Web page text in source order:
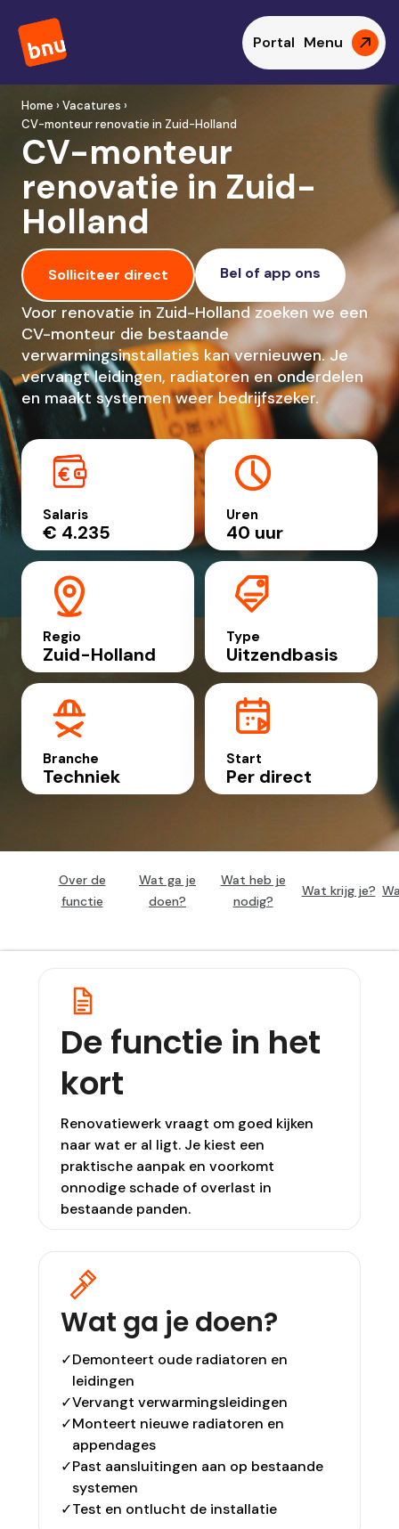
Portal Menu
Home › Vacatures ›
CV-monteur renovatie in Zuid-Holland
CV-monteur
renovatie in Zuid-
Holland
Solliciteer direct Bel of app ons
Voor renovatie in Zuid-Holland zoeken we een
CV-monteur die bestaande
verwarmingsinstallaties kan vernieuwen. Je
vervangt leidingen, radiatoren en onderdelen
en maakt systemen weer bedrijfszeker.
Salaris
€ 4.235
Uren
40 uur
Regio
Zuid-Holland
Type
Uitzendbasis
Branche
Techniek
Start
Per direct
Over de
functie
Wat ga je
doen?
Wat heb je
nodig?
Wat krijg je?
De functie in het
kort
Renovatiewerk vraagt om goed kijken
naar wat er al ligt. Je kiest een
praktische aanpak en voorkomt
onnodige schade of overlast in
bestaande panden.
Wat ga je doen?
✓Demonteert oude radiatoren en
leidingen
✓Vervangt verwarmingsleidingen
✓Monteert nieuwe radiatoren en
appendages
✓Past aansluitingen aan op bestaande
systemen
✓Test en ontlucht de installatie